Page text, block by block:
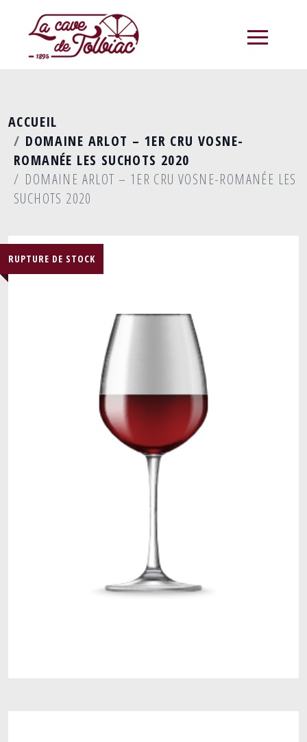
ACCUEIL
DOMAINE ARLOT – 1ER CRU VOSNE-
ROMANÉE LES SUCHOTS 2020
DOMAINE ARLOT – 1ER CRU VOSNE-ROMANÉE LES
SUCHOTS 2020
RUPTURE DE STOCK